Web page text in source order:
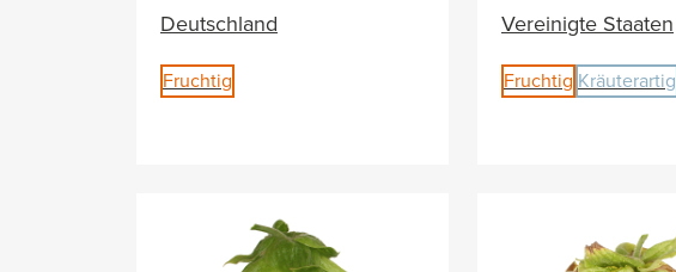
Deutschland
Fruchtig
Vereinigte Staaten
Fruchtig Kräuterartig